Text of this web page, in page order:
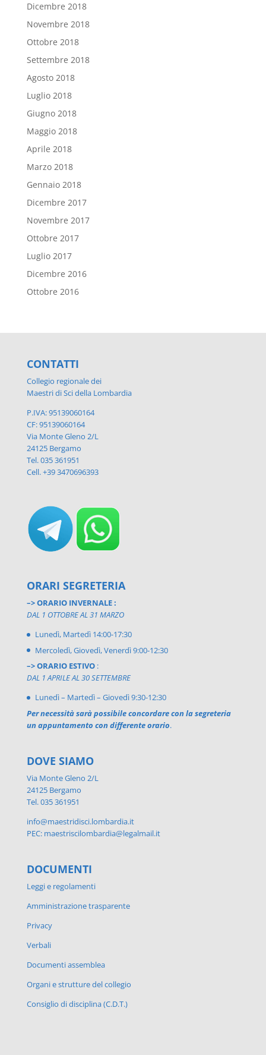
Dicembre 2018
Novembre 2018
Ottobre 2018
Settembre 2018
Agosto 2018
Luglio 2018
Giugno 2018
Maggio 2018
Aprile 2018
Marzo 2018
Gennaio 2018
Dicembre 2017
Novembre 2017
Ottobre 2017
Luglio 2017
Dicembre 2016
Ottobre 2016
CONTATTI
Collegio regionale dei
Maestri di Sci della Lombardia
P.IVA: 95139060164
CF: 95139060164
Via Monte Gleno 2/L
24125 Bergamo
Tel. 035 361951
Cell. +39 3470696393
ORARI SEGRETERIA
–> ORARIO INVERNALE :
DAL 1 OTTOBRE AL 31 MARZO
Lunedì, Martedì 14:00-17:30
Mercoledì, Giovedì, Venerdì 9:00-12:30
–> ORARIO ESTIVO:
DAL 1 APRILE AL 30 SETTEMBRE
Lunedì – Martedì – Giovedì 9:30-12:30
Per necessità sarà possibile concordare con la segreteria
un appuntamento con differente orario.
DOVE SIAMO
Via Monte Gleno 2/L
24125 Bergamo
Tel. 035 361951
info@maestridisci.lombardia.it
PEC: maestriscilombardia@legalmail.it
DOCUMENTI
Leggi e regolamenti
Amministrazione trasparente
Privacy
Verbali
Documenti assemblea
Organi e strutture del collegio
Consiglio di disciplina (C.D.T.)